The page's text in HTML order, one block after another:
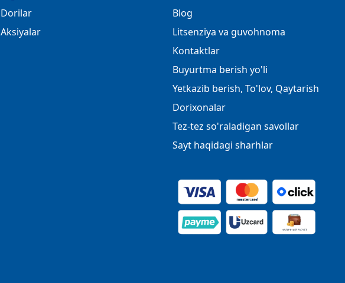
Dorilar
Aksiyalar
Blog
Litsenziya va guvohnoma
Kontaktlar
Buyurtma berish yo'li
Yetkazib berish, To'lov, Qaytarish
Dorixonalar
Tez-tez so'raladigan savollar
Sayt haqidagi sharhlar